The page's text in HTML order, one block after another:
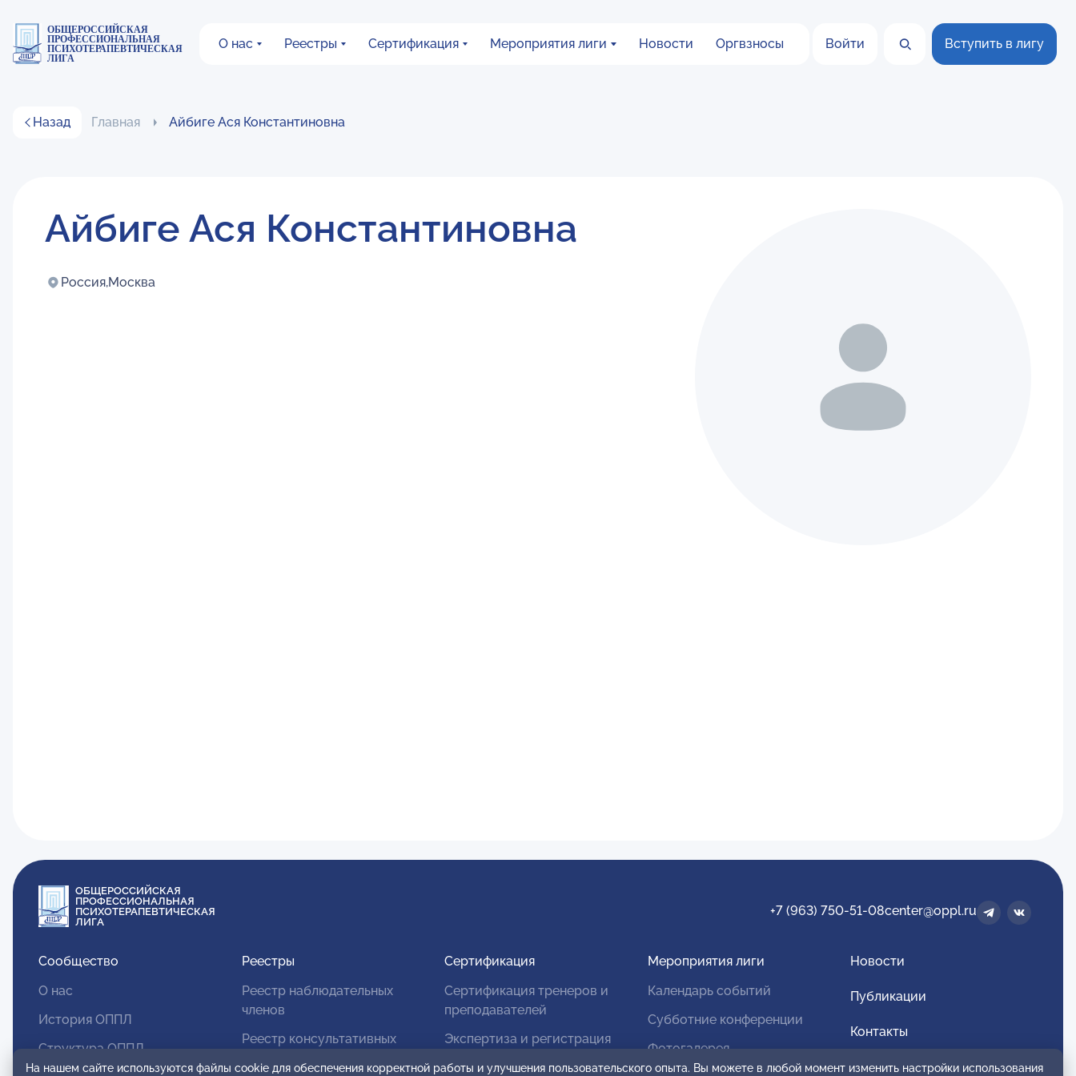
ОБЩЕРОССИЙСКАЯ
ПРОФЕССИОНАЛЬНАЯ
ПСИХОТЕРАПЕВТИЧЕСКАЯ
ЛИГА
О нас Реестры Сертификация Мероприятия лиги Новости Оргвзносы Войти Вступить в лигу
Назад Главная Айбиге Ася Константиновна
Айбиге Ася Константиновна
Россия,Москва
ОБЩЕРОССИЙСКАЯ
ПРОФЕССИОНАЛЬНАЯ
ПСИХОТЕРАПЕВТИЧЕСКАЯ
ЛИГА
+7 (963) 750-51-08center@oppl.ru
Сообщество
О нас
История ОППЛ
Структура ОППЛ
Реестры
Реестр наблюдательных
членов
Реестр консультативных
Сертификация
Сертификация тренеров и
преподавателей
Экспертиза и регистрация
Мероприятия лиги
Календарь событий
Субботние конференции
Фотогалерея
Новости
Публикации
Контакты
Для спонсоров и партнеров
На нашем сайте используются файлы cookie для обеспечения корректной работы и улучшения пользовательского опыта. Вы можете в любой момент изменить настройки использования